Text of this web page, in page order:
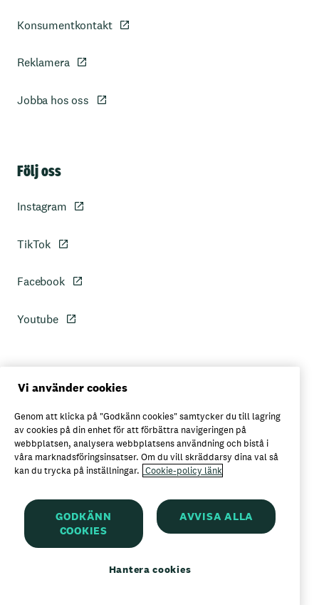
Konsumentkontakt
Reklamera
Jobba hos oss
Följ oss
Instagram
TikTok
Facebook
Youtube
Personuppgiftspolicy
Axfoods integritetspolicy
Här kan du köpa Garant
Garant är ett registrerat varumärke för
Vi använder cookies
Genom att klicka på "Godkänn cookies" samtycker du till lagring
av cookies på din enhet för att förbättra navigeringen på
webbplatsen, analysera webbplatsens användning och bistå i
våra marknadsföringsinsatser. Om du vill skräddarsy dina val så
kan du trycka på inställningar. Cookie-policy länk
GODKÄNN
COOKIES
AVVISA ALLA
Hantera cookies